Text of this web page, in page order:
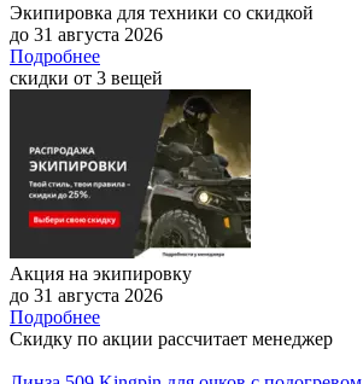
Экипировка для техники со скидкой
до 31 августа 2026
Подробнее
скидки от 3 вещей
Акция на экипировку
до 31 августа 2026
Подробнее
Скидку по акции рассчитает менеджер